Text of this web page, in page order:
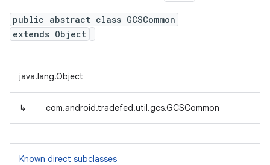
public abstract class GCSCommon
extends Object
java.lang.Object
↳ com.android.tradefed.util.gcs.GCSCommon
Known direct subclasses